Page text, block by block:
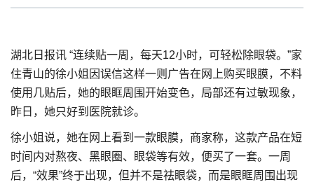
湖北日报讯 “连续贴一周，每天12小时，可轻松除眼袋。”家
住青山的徐小姐因误信这样一则广告在网上购买眼膜，不料
使用几贴后，她的眼眶周围开始变色，局部还有过敏现象，
昨日，她只好到医院就诊。
徐小姐说，她在网上看到一款眼膜，商家称，这款产品在短
时间内对熬夜、黑眼圈、眼袋等有效，便买了一套。一周
后，“效果”终于出现，但并不是祛眼袋，而是眼眶周围出现